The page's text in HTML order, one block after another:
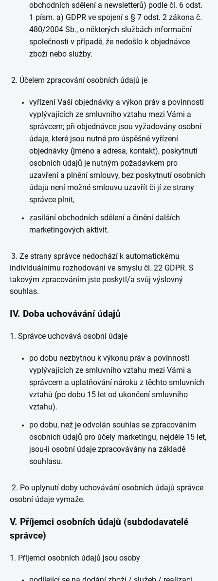
obchodních sdělení a newsletterů) podle čl. 6 odst.
1 písm. a) GDPR ve spojení s § 7 odst. 2 zákona č.
480/2004 Sb., o některých službách informační
společnosti v případě, že nedošlo k objednávce
zboží nebo služby.
2. Účelem zpracování osobních údajů je
vyřízení Vaší objednávky a výkon práv a povinností
vyplývajících ze smluvního vztahu mezi Vámi a
správcem; při objednávce jsou vyžadovány osobní
údaje, které jsou nutné pro úspěšné vyřízení
objednávky (jméno a adresa, kontakt), poskytnutí
osobních údajů je nutným požadavkem pro
uzavření a plnění smlouvy, bez poskytnutí osobních
údajů není možné smlouvu uzavřít či jí ze strany
správce plnit,
zasílání obchodních sdělení a činění dalších
marketingových aktivit.
3. Ze strany správce nedochází k automatickému
individuálnímu rozhodování ve smyslu čl. 22 GDPR. S
takovým zpracováním jste poskytl/a svůj výslovný
souhlas.
IV. Doba uchovávání údajů
1. Správce uchovává osobní údaje
po dobu nezbytnou k výkonu práv a povinností
vyplývajících ze smluvního vztahu mezi Vámi a
správcem a uplatňování nároků z těchto smluvních
vztahů (po dobu 15 let od ukončení smluvního
vztahu).
po dobu, než je odvolán souhlas se zpracováním
osobních údajů pro účely marketingu, nejdéle 15 let,
jsou-li osobní údaje zpracovávány na základě
souhlasu.
2. Po uplynutí doby uchovávání osobních údajů správce
osobní údaje vymaže.
V. Příjemci osobních údajů (subdodavatelé
správce)
1. Příjemci osobních údajů jsou osoby